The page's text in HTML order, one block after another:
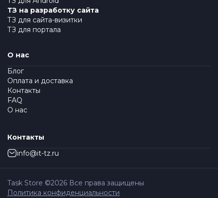
ТЗ на разработку сайта
ТЗ для сайта-визитки
ТЗ для портала
О нас
Блог
Оплата и доставка
Контакты
FAQ
О нас
Контакты
info@it-tz.ru
Task Store ©2026 Все права защищены
Политика конфиденциальности